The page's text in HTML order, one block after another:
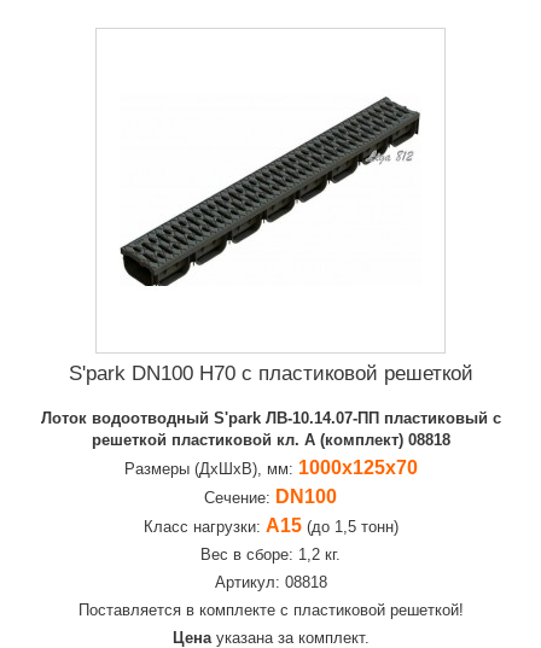
S'park DN100 H70 c пластиковой решеткой
Лоток водоотводный S'park ЛВ-10.14.07-ПП пластиковый с
решеткой пластиковой кл. A (комплект) 08818
Размеры (ДхШхВ), мм: 1000х125х70
Сечение: DN100
Класс нагрузки: А15(до 1,5 тонн)
Вес в сборе: 1,2 кг.
Артикул: 08818
Поставляется в комплекте с пластиковой решеткой!
Ценауказана за комплект.